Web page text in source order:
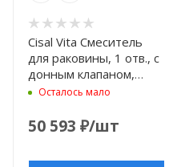
Cisal Vita Смеситель
для раковины, 1 отв., с
донным клапаном,
цвет: черный матовый
Осталось мало
50 593 ₽/шт